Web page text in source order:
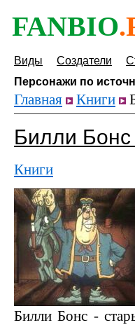
FANBIO
Виды Создатели
Персонажи по
Главная Книги
Билли
Книги
Билли Бонс -